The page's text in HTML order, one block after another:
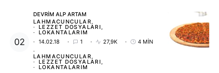
DEVRIM ALP ARTAM
LAHMACUNCULAR
LEZZET DOSYALARI
LOKANTALARIM
14.02.18
1 27,9K 4 MIN
LAHMACUNCULAR
LEZZET DOSYALARI
LOKANTALARIM